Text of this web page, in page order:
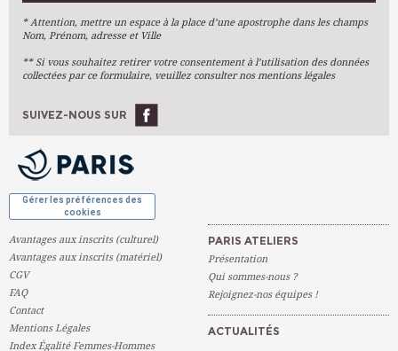
Arts Plastiques
Arts Du Texte
Arts Numériques
Ateliers À L'année
* Attention, mettre un espace à la place d’une apostrophe dans les champs
Nom, Prénom, adresse et Ville
** Si vous souhaitez retirer votre consentement à l’utilisation des données
collectées par ce formulaire, veuillez consulter nos mentions légales
SUIVEZ-NOUS SUR
Gérer les préférences des
cookies
Avantages aux inscrits (culturel)
Avantages aux inscrits (matériel)
CGV
FAQ
Contact
Mentions Légales
Index Égalité Femmes-Hommes
PARIS ATELIERS
Présentation
Qui sommes-nous ?
Rejoignez-nos équipes !
ACTUALITÉS